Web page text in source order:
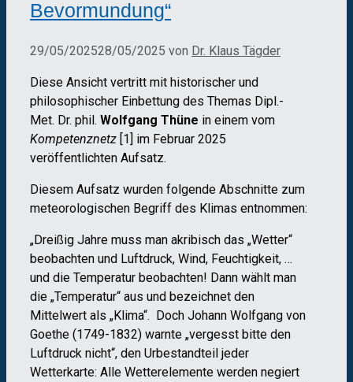
Bevormundung“
29/05/202528/05/2025 von Dr. Klaus Tägder
Diese Ansicht vertritt mit historischer und
philosophischer Einbettung des Themas Dipl.-
Met. Dr. phil. Wolfgang Thüne in einem vom
Kompetenznetz [1] im Februar 2025
veröffentlichten Aufsatz.
Diesem Aufsatz wurden folgende Abschnitte zum
meteorologischen Begriff des Klimas entnommen:
„Dreißig Jahre muss man akribisch das „Wetter“
beobachten und Luftdruck, Wind, Feuchtigkeit, …
und die Temperatur beobachten! Dann wählt man
die „Temperatur“ aus und bezeichnet den
Mittelwert als „Klima“. Doch Johann Wolfgang von
Goethe (1749-1832) warnte „vergesst bitte den
Luftdruck nicht“, den Urbestandteil jeder
Wetterkarte: Alle Wetterelemente werden negiert